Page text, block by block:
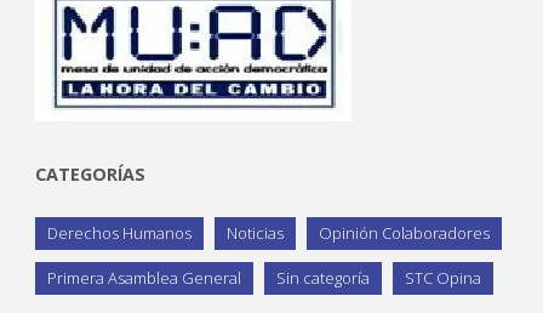
CATEGORÍAS
Derechos Humanos Noticias Opinión Colaboradores
Primera Asamblea General Sin categoría STC Opina